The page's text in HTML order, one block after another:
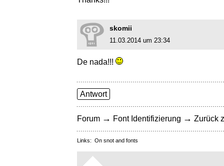
skomii
11.03.2014 um 23:34
De nada!!!
Antwort
Forum → Font Identifizierung → Zurück
Links: On snot and fonts